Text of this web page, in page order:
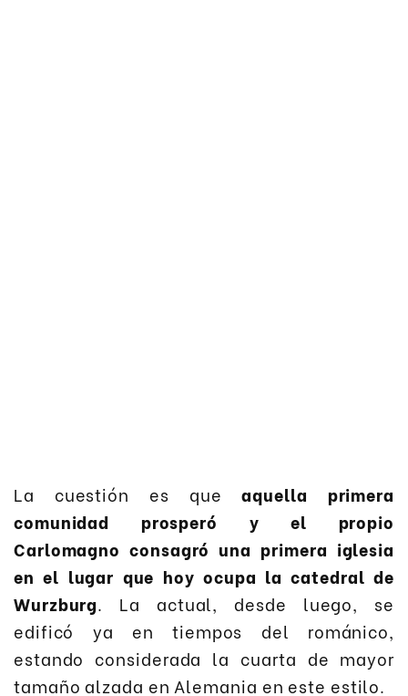
La cuestión es queaquella primera
comunidad prosperó y el propio
Carlomagno consagró una primera iglesia
en el lugar que hoy ocupa la catedral de
Wurzburg. La actual, desde luego, se
edificó ya en tiempos del románico,
estando considerada la cuarta de mayor
tamaño alzada en Alemania en este estilo.